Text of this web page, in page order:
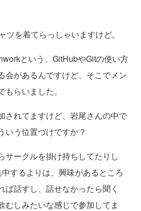
を着てらっしゃいますけど。
という、GitHubやGitの使い方
会があるんですけど、そこでメン
らいました。
されてますけど、岩尾さんの中で
いう位置づけですか？
サークルを掛け持ちしてたりし
するよりは、興味があるところ
ば話すし、話せなかったら聞く
むしみたいな感じで参加してま